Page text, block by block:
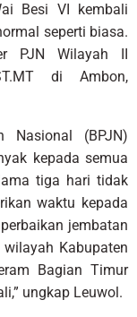
Besi VI kembali
seperti biasa.
PJN Wilayah II
di Ambon,
Nasional (BPJN)
kepada semua
tiga hari tidak
waktu kepada
jembatan
Kabupaten
Bagian Timur
ungkap Leuwol.